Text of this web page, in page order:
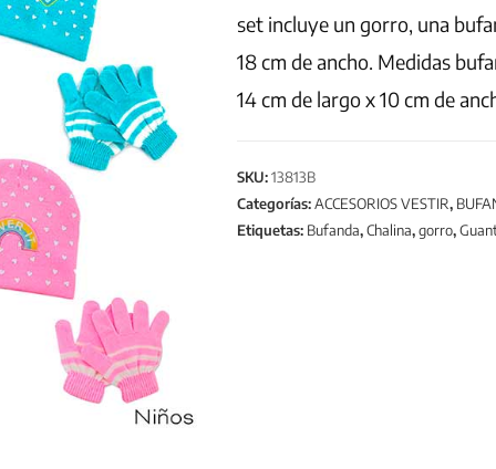
set incluye un gorro, una
18 cm de ancho. Medidas
14 cm de largo x 10 cm de
SKU:13813B
Categorías:ACCESORIOS VESTIR,
Etiquetas: Bufanda,Chalina,gorro,